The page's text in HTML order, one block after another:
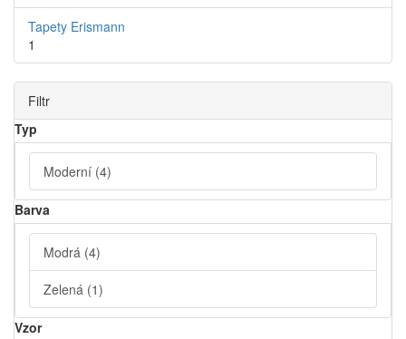
Tapety Erismann
1
Filtr
Typ
Moderní (4)
Barva
Modrá (4)
Zelená (1)
Vzor